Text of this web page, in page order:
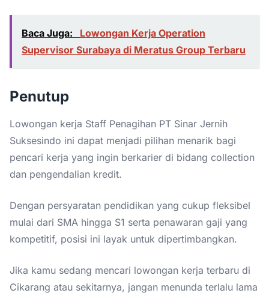
Baca Juga:
Lowongan Kerja Operation
Supervisor Surabaya di Meratus Group Terbaru
Penutup
Lowongan kerja Staff Penagihan PT Sinar Jernih
Suksesindo ini dapat menjadi pilihan menarik bagi
pencari kerja yang ingin berkarier di bidang collection
dan pengendalian kredit.
Dengan persyaratan pendidikan yang cukup fleksibel
mulai dari SMA hingga S1 serta penawaran gaji yang
kompetitif, posisi ini layak untuk dipertimbangkan.
Jika kamu sedang mencari lowongan kerja terbaru di
Cikarang atau sekitarnya, jangan menunda terlalu lama